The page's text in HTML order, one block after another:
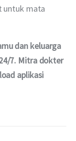
untuk mata
dan keluarga
7. Mitra dokter
aplikasi